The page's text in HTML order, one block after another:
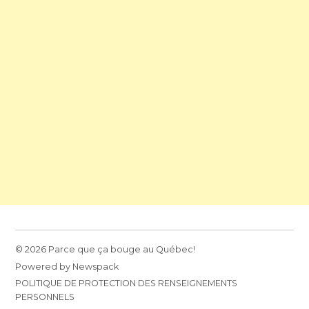
© 2026 Parce que ça bouge au Québec!
Powered by Newspack
POLITIQUE DE PROTECTION DES RENSEIGNEMENTS
PERSONNELS